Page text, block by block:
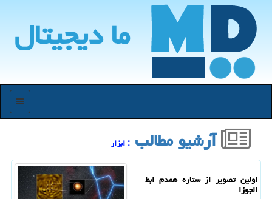
ما دیجیتال
منو
آرشیو مطالب : ابزار
اولین تصویر از ستاره همدم ابط
الجوزا